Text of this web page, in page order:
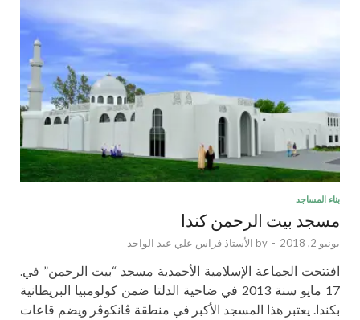
بناء المساجد
مسجد بيت الرحمن كندا
يونيو 2, 2018 -
by الأستاذ فراس علي عبد الواحد
افتتحت الجماعة الإسلامية الأحمدية مسجد “بيت الرحمن” في.
17 مايو سنة 2013 في ضاحية الدلتا ضمن كولومبيا البريطانية
بكندا. يعتبر هذا المسجد الأكبر في منطقة ڤانكوڤر ويضم قاعات